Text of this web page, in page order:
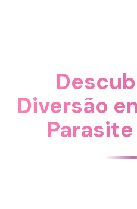
Diversão